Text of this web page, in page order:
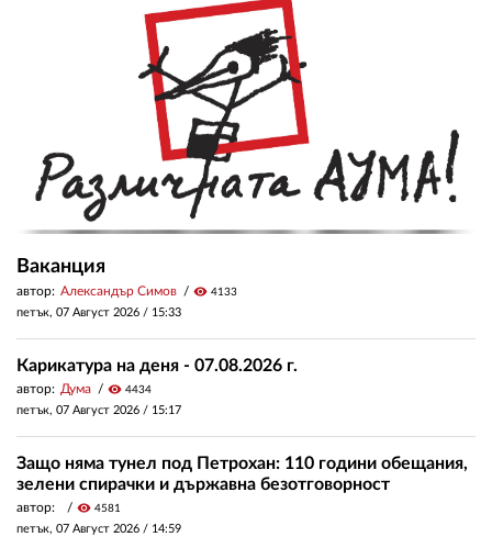
Ваканция
автор: Александър Симов visibility 4133
петък, 07 Август 2026 / 15:33
Карикатура на деня - 07.08.2026 г.
автор: Дума visibility 4434
петък, 07 Август 2026 / 15:17
Защо няма тунел под Петрохан: 110 години обещания,
зелени спирачки и държавна безотговорност
автор: visibility 4581
петък, 07 Август 2026 / 14:59